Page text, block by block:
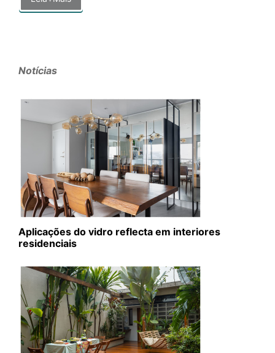
Notícias
Aplicações do vidro reflecta em interiores
residenciais